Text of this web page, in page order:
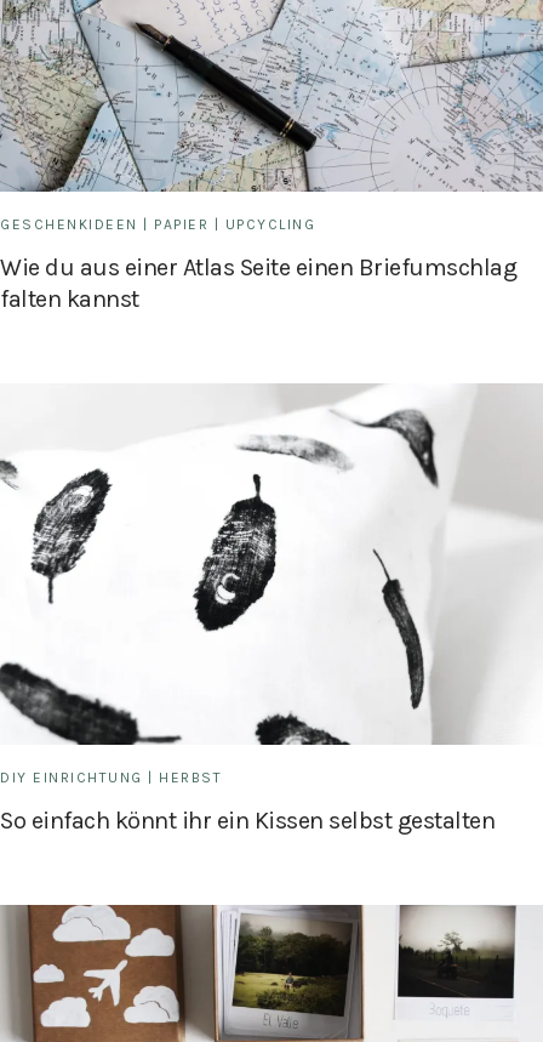
GESCHENKIDEEN | PAPIER | UPCYCLING
Wie du aus einer Atlas Seite einen Briefumschlag
falten kannst
DIY EINRICHTUNG HERBST
So einfach könnt ihr ein Kissen selbst gestalten